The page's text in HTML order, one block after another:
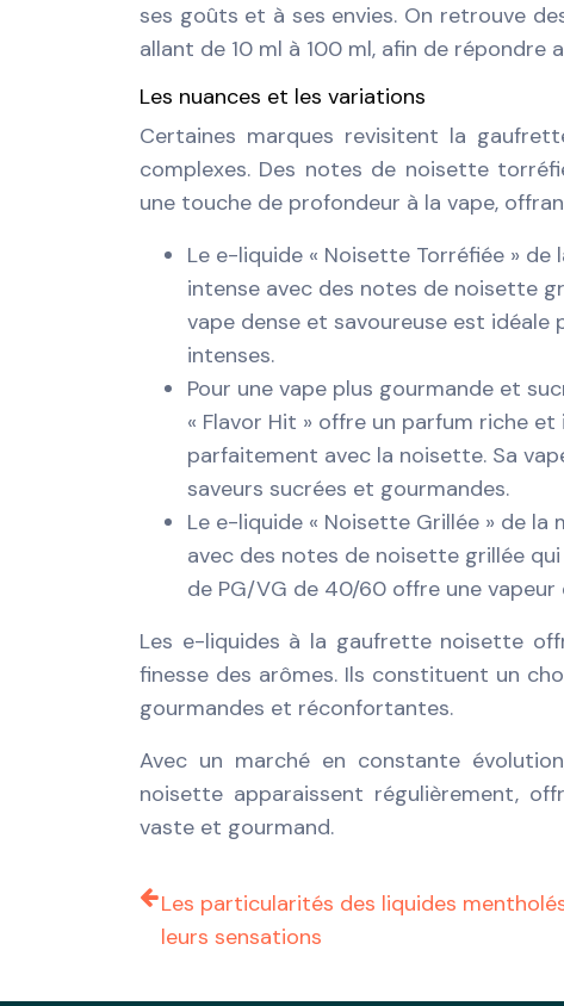
ses goûts et à ses envies. On retrouve
allant de 10 ml à 100 ml, afin de répondre
Les nuances et les variations
Certaines marques revisitent la
complexes. Des notes de noisette
une touche de profondeur à la vape,
Le e-liquide « Noisette Torréfiée »
intense avec des notes de noisette
vape dense et savoureuse est
intenses.
Pour une vape plus gourmande et
« Flavor Hit » offre un parfum riche
parfaitement avec la noisette. Sa
saveurs sucrées et gourmandes.
Le e-liquide « Noisette Grillée » de la
avec des notes de noisette grillée
de PG/VG de 40/60 offre une vapeur
Les e-liquides à la gaufrette noisette
finesse des arômes. Ils constituent un
gourmandes et réconfortantes.
Avec un marché en constante
noisette apparaissent régulièrement,
vaste et gourmand.
Les particularités des liquides
leurs sensations